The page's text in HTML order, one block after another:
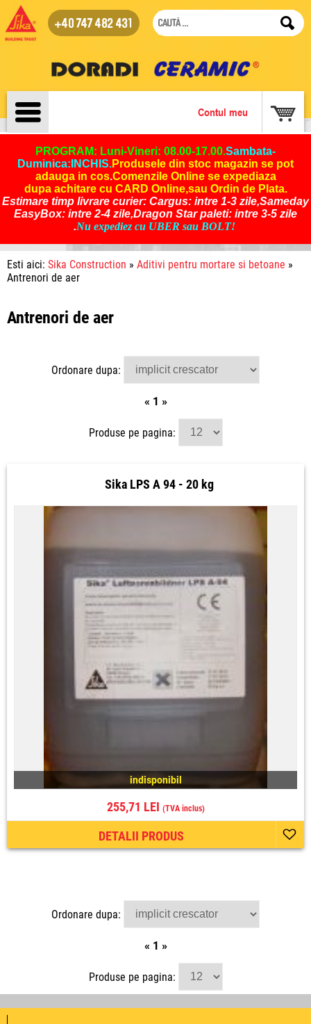
+40 747 482 431
Contul meu
PROGRAM: Luni-Vineri: 08.00-17.00.Sambata-
Duminica:INCHIS.Produsele din stoc magazin se pot
adauga in cos.Comenzile Online se expediaza
dupa achitare cu CARD Online,sau Ordin de Plata.
Estimare timp livrare curier: Cargus: intre 1-3 zile,Sameday
EasyBox: intre 2-4 zile,Dragon Star paleti: intre 3-5 zile
.Nu expediez cu UBER sau BOLT!
Esti aici: Sika Construction » Aditivi pentru mortare si betoane »
Antrenori de aer
Antrenori de aer
Ordonare dupa:
« 1 »
Produse pe pagina:
Sika LPS A 94 - 20 kg
indisponibil
255,71 LEI (TVA inclus)
DETALII PRODUS
Ordonare dupa:
« 1 »
Produse pe pagina: